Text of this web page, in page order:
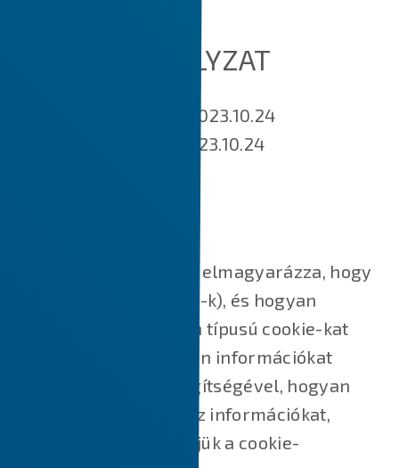
COOKIE SZABÁLYZAT
Hatálybalépés napja: 2023.10.24
Utoljára módosított: 2023.10.24
Ez a Cookie-szabályzat elmagyarázza, hogy
mik azok a sütik (cookie-k), és hogyan
használjuk őket, milyen típusú cookie-kat
használunk, azaz milyen információkat
gyűjtünk a cookie-k segítségével, hogyan
használjuk fel ezeket az információkat,
valamint hogyan kezeljük a cookie-